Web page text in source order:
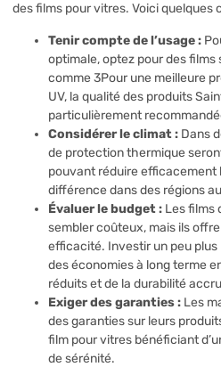
des films pour vitres. Voici quelques
Tenir compte de l’usage :
optimale, optez pour des
comme 3Pour une meilleure
UV, la qualité des produits
particulièrement
Considérer le climat : Dans
de protection thermique
pouvant réduire
différence dans des régions
Évaluer le budget : Les films
sembler coûteux, mais ils
efficacité. Investir un peu
des économies à long terme
réduits et de la durabilité
Exiger des garanties : Les
des garanties sur leurs
film pour vitres bénéficiant
de sérénité.